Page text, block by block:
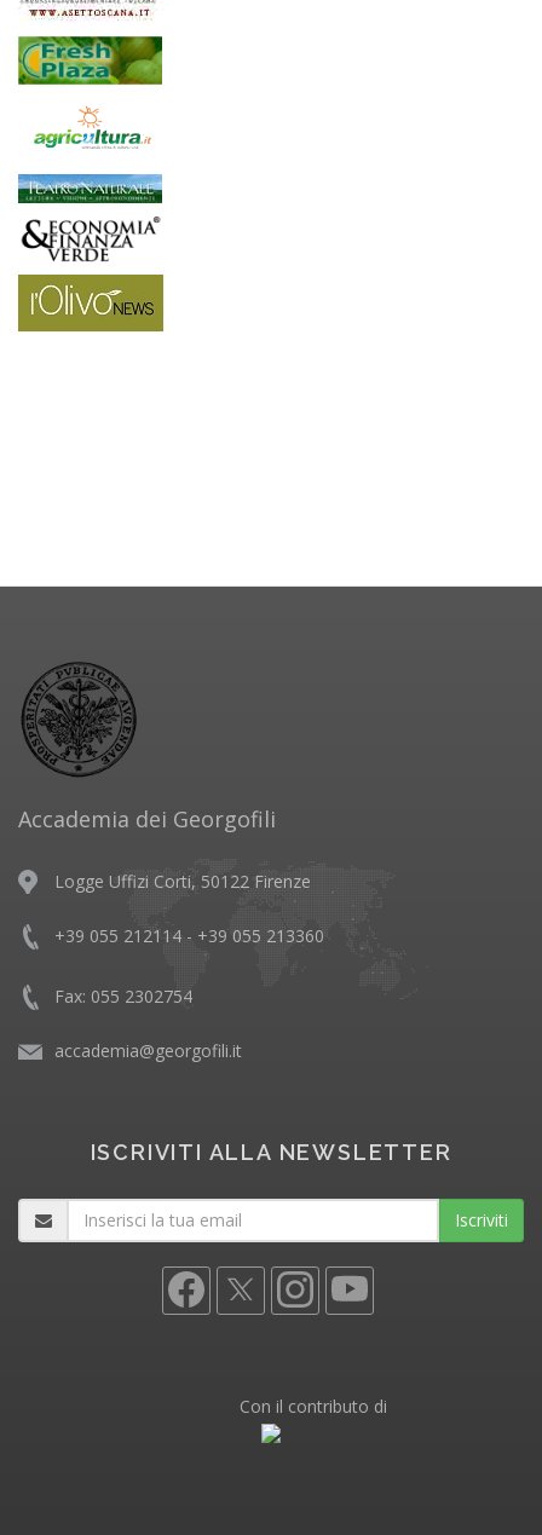
Accademia dei Georgofili
Logge Uffizi Corti, 50122 Firenze
+39 055 212114 - +39 055 213360
Fax: 055 2302754
accademia@georgofili.it
ISCRIVITI ALLA NEWSLETTER
Iscriviti
Con il contributo di